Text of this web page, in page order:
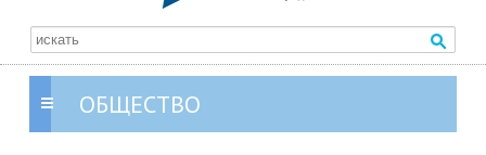
ОБЩЕСТВО